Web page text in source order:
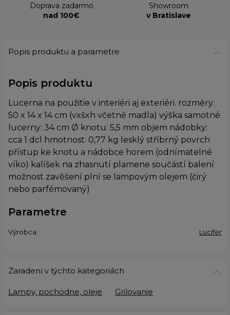
Doprava zadarmo
nad 100€
Showroom
v Bratislave
Popis produktu a parametre
Popis produktu
Lucerna na použitie v interiéri aj exteriéri. rozměry:
50 x 14 x 14 cm (vxšxh včetně madla) výška samotné
lucerny: 34 cm Ø knotu: 5,5 mm objem nádobky:
cca 1 dcl hmotnost: 0,77 kg lesklý stříbrný povrch
přístup ke knotu a nádobce horem (odnímatelné
víko) kalíšek na zhasnutí plamene součástí balení
možnost zavěšení plní se lampovým olejem (čirý
nebo parfémovaný)
Parametre
Výrobca Lucifer
Zaradení v týchto kategoriách
Lampy, pochodne, oleje Grilovanie